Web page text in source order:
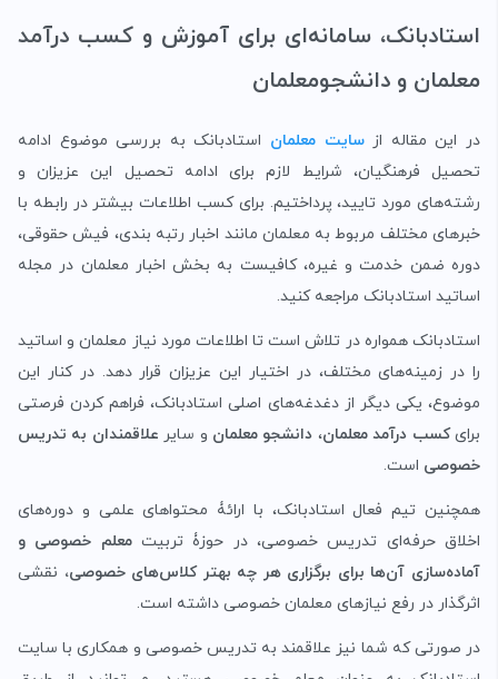
استادبانک، سامانه‌ای برای آموزش و کسب درآمد
معلمان و دانشجومعلمان
در این مقاله ازسایت معلمان استادبانک به بررسی موضوع ادامه
تحصیل فرهنگیان، شرایط لازم برای ادامه تحصیل این عزیزان و
رشته‌های مورد تایید، پرداختیم. برای کسب اطلاعات بیشتر در رابطه با
خبرهای مختلف مربوط به معلمان مانند اخبار رتبه بندی، فیش حقوقی،
دوره ضمن خدمت و غیره، کافیست به بخش اخبار معلمان در مجله
اساتید استادبانک مراجعه کنید.
استادبانک همواره در تلاش است تا اطلاعات مورد نیاز معلمان و اساتید
را در زمینه‌های مختلف، در اختیار این عزیزان قرار دهد. در کنار این
موضوع، یکی دیگر از دغدغه‌های اصلی استادبانک، فراهم کردن فرصتی
برایکسب درآمد معلمان، دانشجو معلمان و سایر علاقمندان به تدریس
خصوصی است.
همچنین تیم فعال استادبانک، با ارائۀ محتواهای علمی و دوره‌های
اخلاق حرفه‌ای تدریس خصوصی، در حوزۀ تربیتمعلم خصوصی و
آماده‌سازی آن‌ها برای برگزاری هر چه بهتر کلاس‌های خصوصی، نقشی
اثرگذار در رفع نیازهای معلمان خصوصی داشته است.
در صورتی که شما نیز علاقمند به تدریس خصوصی و همکاری با سایت